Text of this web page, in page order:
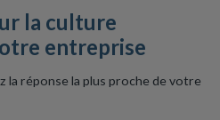
la culture
entreprise
la réponse la plus proche de votre